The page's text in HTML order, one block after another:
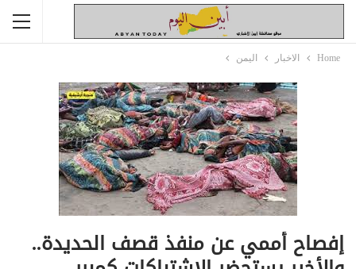
Home الاخبار اليمن
إفصاح أممي عن منفذ قصف الحديدة..